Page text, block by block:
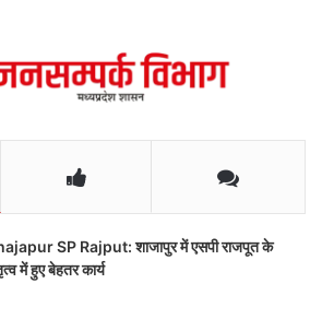
SP Rajput: शाजापुर में एसपी राजपूत के
में हुए बेहतर कार्य